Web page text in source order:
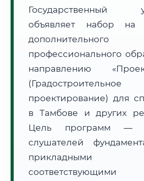
📍 Региональная справка
Субъект:
Тел. код:
Почтовые индексы:
Часовой пояс:
🗺️ Зона обслуживания: г. Тамбов
Государственный
объявляет набор на
дополнительного
профессионального
направлению
(Градостроительное
проектирование) для
в Тамбове и других
Цель программ —
слушателей
прикладными
соответствующими